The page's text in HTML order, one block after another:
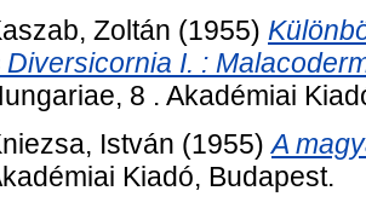
Zoltán (1955)
Diversicornia I. :
8 . Akadémiai
István (1955)A
Kiadó, Budapest.